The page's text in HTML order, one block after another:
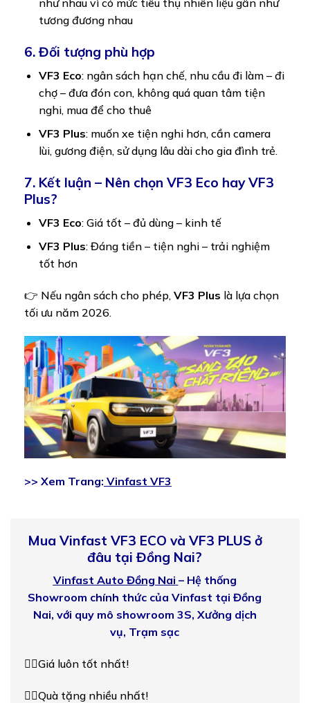
như nhau vì có mức tiêu thụ nhiên liệu gần như
tương đương nhau
6. Đối tượng phù hợp
VF3 Eco: ngân sách hạn chế, nhu cầu đi làm – đi
chợ – đưa đón con, không quá quan tâm tiện
nghi, mua để cho thuê
VF3 Plus: muốn xe tiện nghi hơn, cần camera
lùi, gương điện, sử dụng lâu dài cho gia đình trẻ.
7. Kết luận – Nên chọn VF3 Eco hay VF3
Plus?
VF3 Eco: Giá tốt – đủ dùng – kinh tế
VF3 Plus: Đáng tiền – tiện nghi – trải nghiệm
tốt hơn
👉 Nếu ngân sách cho phép, VF3 Plus là lựa chọn
tối ưu năm 2026.
>> Xem Trang: Vinfast VF3
Mua Vinfast VF3 ECO và VF3 PLUS ở
đâu tại Đồng Nai?
Vinfast Auto Đồng Nai – Hệ thống
Showroom chính thức của Vinfast tại Đồng
Nai, với quy mô showroom 3S, Xưởng dịch
vụ, Trạm sạc
👉🏻Giá luôn tốt nhất!
👉🏻Quà tặng nhiều nhất!